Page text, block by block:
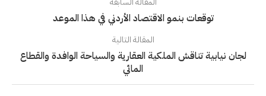
توقعات بنمو الاقتصاد الأردني في هذا الموعد
المقالة التالية
لجان نيابية تناقش الملكية العقارية والسياحة الوافدة والقطاع
المائي